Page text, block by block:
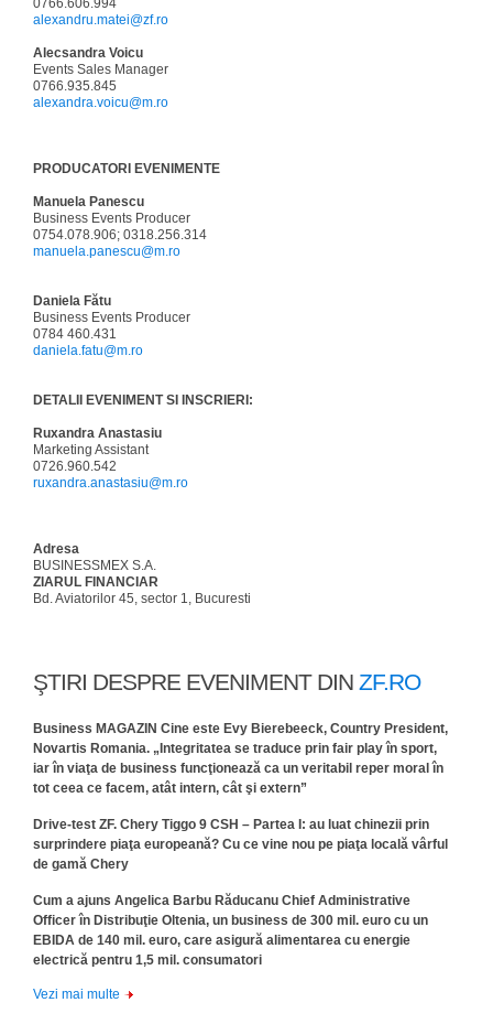
0766.606.994
alexandru.matei@zf.ro
Alecsandra Voicu
Events Sales Manager
0766.935.845
alexandra.voicu@m.ro
PRODUCATORI EVENIMENTE
Manuela Panescu
Business Events Producer
0754.078.906; 0318.256.314
manuela.panescu@m.ro
Daniela Fătu
Business Events Producer
0784 460.431
daniela.fatu@m.ro
DETALII EVENIMENT SI INSCRIERI:
Ruxandra Anastasiu
Marketing Assistant
0726.960.542
ruxandra.anastasiu@m.ro
Adresa
BUSINESSMEX S.A.
ZIARUL FINANCIAR
Bd. Aviatorilor 45, sector 1, Bucuresti
ŞTIRI DESPRE EVENIMENT DIN ZF.RO
Business MAGAZIN Cine este Evy Bierebeeck, Country President,
Novartis Romania. „Integritatea se traduce prin fair play în sport,
iar în viaţa de business funcţionează ca un veritabil reper moral în
tot ceea ce facem, atât intern, cât şi extern”
Drive-test ZF. Chery Tiggo 9 CSH – Partea I: au luat chinezii prin
surprindere piaţa europeană? Cu ce vine nou pe piaţa locală vârful
de gamă Chery
Cum a ajuns Angelica Barbu Răducanu Chief Administrative
Officer în Distribuţie Oltenia, un business de 300 mil. euro cu un
EBIDA de 140 mil. euro, care asigură alimentarea cu energie
electrică pentru 1,5 mil. consumatori
Vezi mai multe